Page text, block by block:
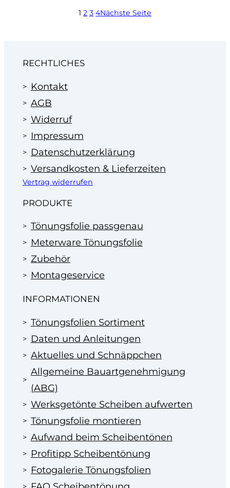
1 2 3 4Nächste Seite
RECHTLICHES
Kontakt
AGB
Widerruf
Impressum
Datenschutzerklärung
Versandkosten & Lieferzeiten
Vertrag widerrufen
PRODUKTE
Tönungsfolie passgenau
Meterware Tönungsfolie
Zubehör
Montageservice
INFORMATIONEN
Tönungsfolien Sortiment
Daten und Anleitungen
Aktuelles und Schnäppchen
Allgemeine Bauartgenehmigung
(ABG)
Werksgetönte Scheiben aufwerten
Tönungsfolie montieren
Aufwand beim Scheibentönen
Profitipp Scheibentönung
Fotogalerie Tönungsfolien